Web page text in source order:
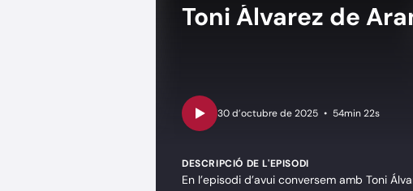
Toni Álvarez de
• 54min 22s
DESCRIPCIÓ DE L'EPISODI
En l’episodi d’avui conversem amb Toni